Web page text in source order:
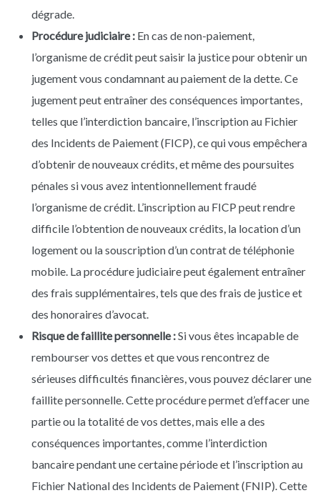
dégrade.
Procédure judiciaire : En cas de non-paiement,
l’organisme de crédit peut saisir la justice pour obtenir un
jugement vous condamnant au paiement de la dette. Ce
jugement peut entraîner des conséquences importantes,
telles que l’interdiction bancaire, l’inscription au Fichier
des Incidents de Paiement (FICP), ce qui vous empêchera
d’obtenir de nouveaux crédits, et même des poursuites
pénales si vous avez intentionnellement fraudé
l’organisme de crédit. L’inscription au FICP peut rendre
difficile l’obtention de nouveaux crédits, la location d’un
logement ou la souscription d’un contrat de téléphonie
mobile. La procédure judiciaire peut également entraîner
des frais supplémentaires, tels que des frais de justice et
des honoraires d’avocat.
Risque de faillite personnelle :Si vous êtes incapable de
rembourser vos dettes et que vous rencontrez de
sérieuses difficultés financières, vous pouvez déclarer une
faillite personnelle. Cette procédure permet d’effacer une
partie ou la totalité de vos dettes, mais elle a des
conséquences importantes, comme l’interdiction
bancaire pendant une certaine période et l’inscription au
Fichier National des Incidents de Paiement (FNIP). Cette